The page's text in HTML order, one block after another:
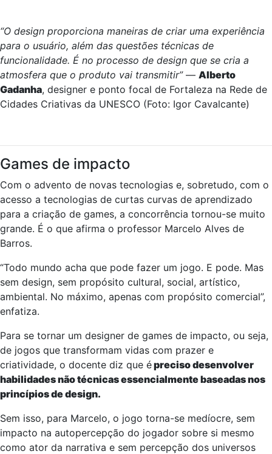
“O design proporciona maneiras de criar uma experiência
para o usuário, além das questões técnicas de
funcionalidade. É no processo de design que se cria a
atmosfera que o produto vai transmitir” — Alberto
Gadanha, designer e ponto focal de Fortaleza na Rede de
Cidades Criativas da UNESCO (Foto: Igor Cavalcante)
Games de impacto
Com o advento de novas tecnologias e, sobretudo, com o
acesso a tecnologias de curtas curvas de aprendizado
para a criação de games, a concorrência tornou-se muito
grande. É o que afirma o professor Marcelo Alves de
Barros.
“Todo mundo acha que pode fazer um jogo. E pode. Mas
sem design, sem propósito cultural, social, artístico,
ambiental. No máximo, apenas com propósito comercial”,
enfatiza.
Para se tornar um designer de games de impacto, ou seja,
de jogos que transformam vidas com prazer e
criatividade, o docente diz que épreciso desenvolver
habilidades não técnicas essencialmente baseadas nos
princípios de design.
Sem isso, para Marcelo, o jogo torna-se medíocre, sem
impacto na autopercepção do jogador sobre si mesmo
como ator da narrativa e sem percepção dos universos